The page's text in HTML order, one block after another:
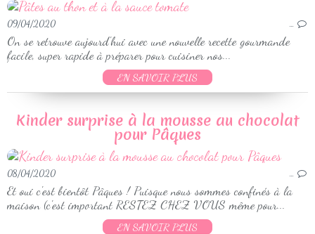
09/04/2020 …
On se retrouve aujourd'hui avec une nouvelle recette gourmande
facile, super rapide à préparer pour cuisiner nos...
EN SAVOIR PLUS
Kinder surprise à la mousse au chocolat
pour Pâques
08/04/2020 …
Et oui c'est bientôt Pâques ! Puisque nous sommes confinés à la
maison (c'est important RESTEZ CHEZ VOUS même pour...
EN SAVOIR PLUS